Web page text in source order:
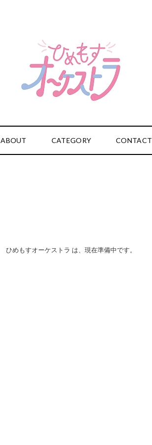
ABOUT CATEGORY CONTACT
ひめもすオーケストラ は、現在準備中です。